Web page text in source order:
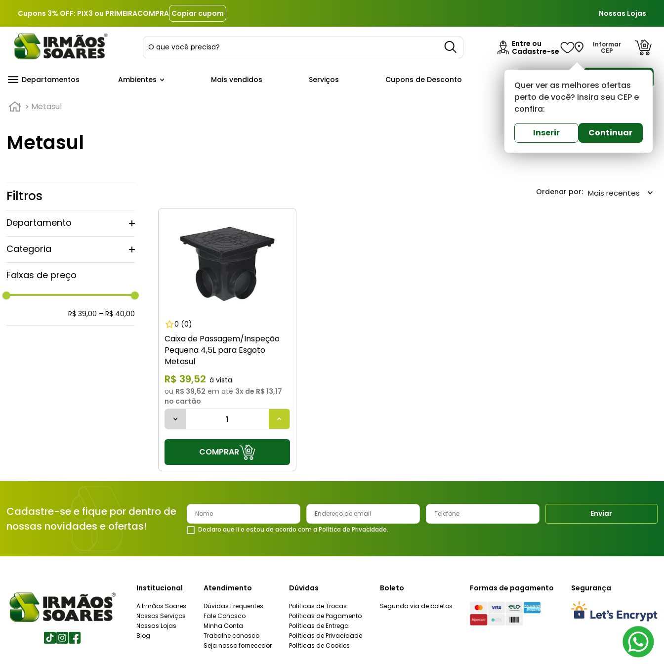
Cupons 3% OFF: PIX3 ou PRIMEIRACOMPRA Copiar cupom Nossas Lojas
O que você precisa?
Entre ou
Cadastre-se
Informar
CEP
Quer ver as melhores ofertas
perto de você? Insira seu CEP e
confira:
Inserir Continuar
Departamentos Ambientes Mais vendidos Serviços Cupons de Desconto
Metasul
Metasul
Filtros
Departamento
Categoria
Faixas de preço
R$ 39,00 – R$ 40,00
Mais recentes
0 (0)
Caixa de Passagem/Inspeção
Pequena 4,5L para Esgoto
Metasul
R$ 39,52
ou R$ 39,52 em até 3x de R$ 13,17
no cartão
COMPRAR
Cadastre-se e fique por dentro de
nossas novidades e ofertas!
Enviar
Declaro que li e estou de acordo com a Política de Privacidade.
Institucional
A Irmãos Soares
Nossos Serviços
Nossas Lojas
Blog
Atendimento
Dúvidas Frequentes
Fale Conosco
Minha Conta
Trabalhe conosco
Seja nosso fornecedor
Dúvidas
Políticas de Trocas
Políticas de Pagamento
Políticas de Entrega
Políticas de Privacidade
Políticas de Cookies
Boleto
Segunda via de boletos
Formas de pagamento Segurança
8º
cimento
9º
vaso sanitário
10º torneira